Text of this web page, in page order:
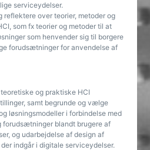
serviceydelser.
reflektere over teorier, metoder og
som fx teorier og metoder til at
som henvender sig til borgere
forudsætninger for anvendelse af
og praktiske HCI
samt begrunde og vælge
løsningsmodeller i forbindelse med
forudsætninger blandt brugere af
og udarbejdelse af design af
indgår i digitale serviceydelser.